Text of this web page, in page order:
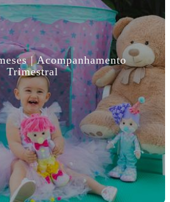
| Acompanhamento
Trimestral